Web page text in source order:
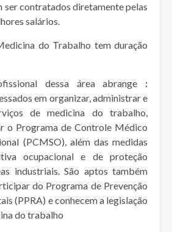
ser contratados diretamente pelas
salários.
do Trabalho tem duração
dessa área abrange :
em organizar, administrar e
de medicina do trabalho,
o Programa de Controle Médico
(PCMSO), além das medidas
ocupacional e de proteção
industriais. São aptos também
do Programa de Prevenção
(PPRA) e conhecem a legislação
do trabalho